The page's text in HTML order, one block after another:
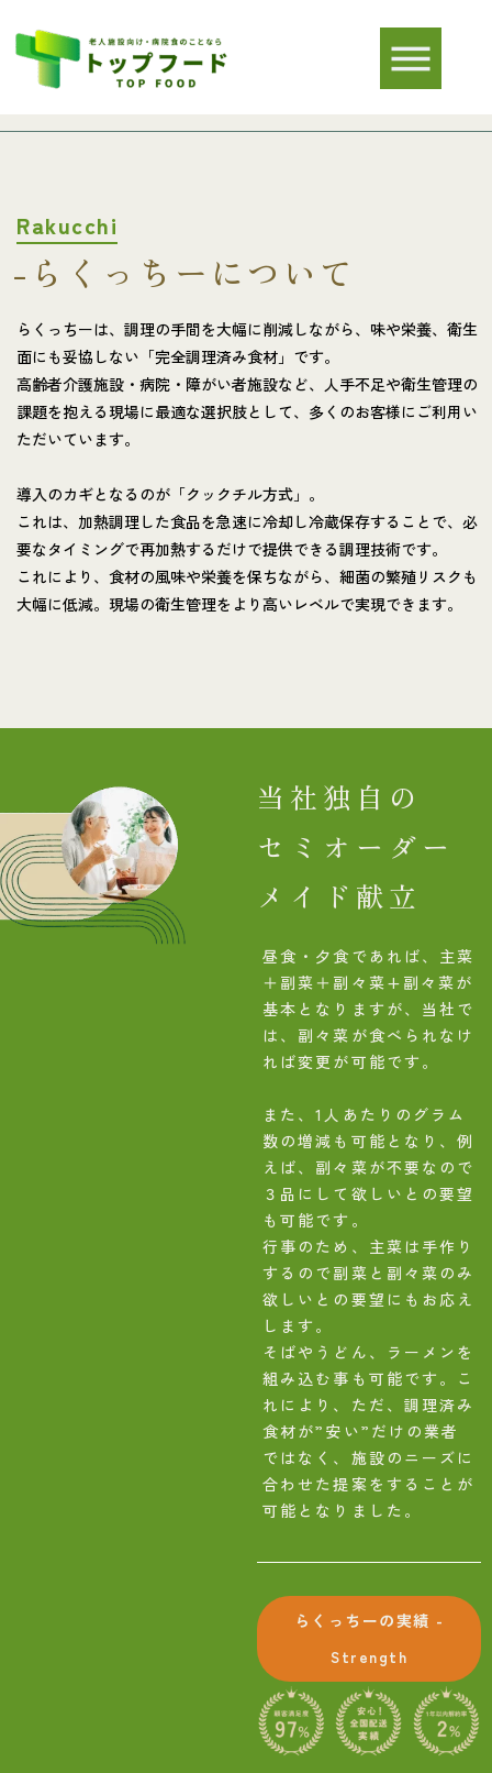
Rakucchi
-らくっちーについて
らくっちーは、調理の手間を大幅に削減しながら、味や栄養、衛生
面にも妥協しない「完全調理済み食材」です。
高齢者介護施設・病院・障がい者施設など、人手不足や衛生管理の
課題を抱える現場に最適な選択肢として、多くのお客様にご利用い
ただいています。
導入のカギとなるのが「クックチル方式」。
これは、加熱調理した食品を急速に冷却し冷蔵保存することで、必
要なタイミングで再加熱するだけで提供できる調理技術です。
これにより、食材の風味や栄養を保ちながら、細菌の繁殖リスクも
大幅に低減。現場の衛生管理をより高いレベルで実現できます。
当社独自の
セミオーダー
メイド献立
昼食・夕食であれば、主菜
＋副菜＋副々菜+副々菜が
基本となりますが、当社で
は、副々菜が食べられなけ
れば変更が可能です。
また、1人あたりのグラム
数の増減も可能となり、例
えば、副々菜が不要なので
３品にして欲しいとの要望
も可能です。
行事のため、主菜は手作り
するので副菜と副々菜のみ
欲しいとの要望にもお応え
します。
そばやうどん、ラーメンを
組み込む事も可能です。こ
れにより、ただ、調理済み
食材が”安い”だけの業者
ではなく、施設のニーズに
合わせた提案をすることが
可能となりました。
らくっちーの実績 -
Strength